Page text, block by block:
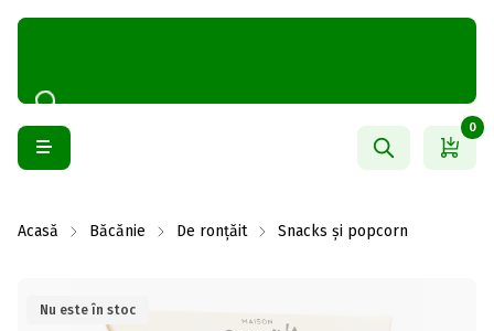
0
Acasă Băcănie De ronțăit Snacks și popcorn
Nu este în stoc